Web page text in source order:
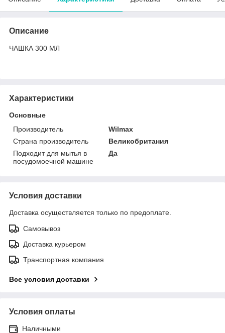
Описание
ЧАШКА 300 МЛ
Характеристики
Основные
Производитель
Wilmax
Страна производитель
Великобритания
Подходит для мытья в
посудомоечной машине
Да
Условия доставки
Доставка осуществляется только по предоплате.
Самовывоз
Доставка курьером
Транспортная компания
Все условия доставки
Условия оплаты
Наличными